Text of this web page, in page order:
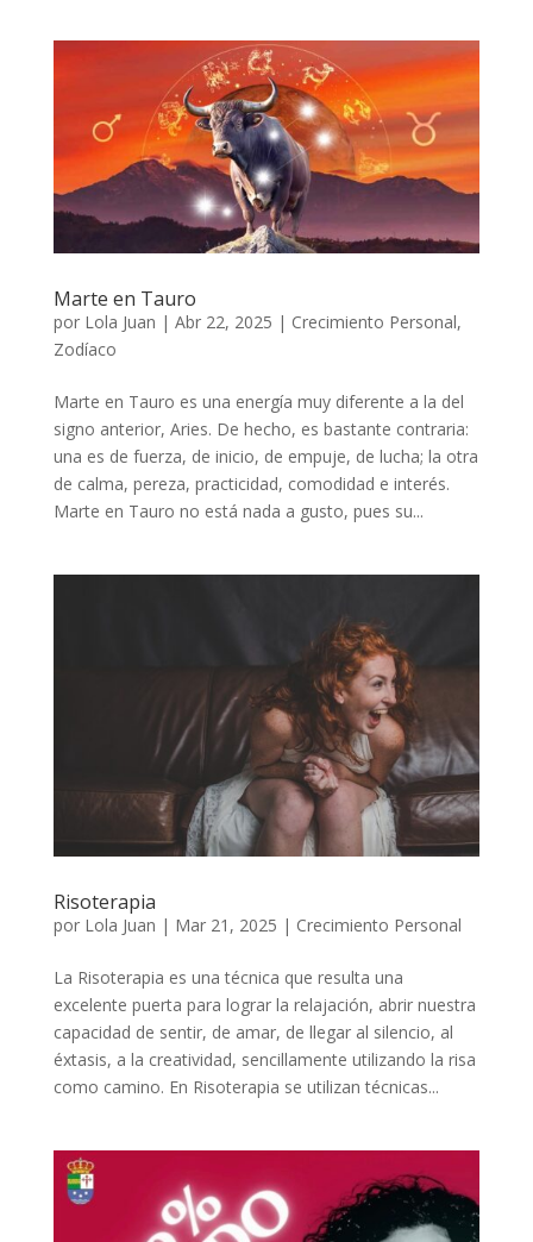
Marte en Tauro
por Lola Juan | Abr 22, 2025 | Crecimiento Personal,
Zodíaco
Marte en Tauro es una energía muy diferente a la del
signo anterior, Aries. De hecho, es bastante contraria:
una es de fuerza, de inicio, de empuje, de lucha; la otra
de calma, pereza, practicidad, comodidad e interés.
Marte en Tauro no está nada a gusto, pues su...
Risoterapia
por Lola Juan | Mar 21, 2025 | Crecimiento Personal
La Risoterapia es una técnica que resulta una
excelente puerta para lograr la relajación, abrir nuestra
capacidad de sentir, de amar, de llegar al silencio, al
éxtasis, a la creatividad, sencillamente utilizando la risa
como camino. En Risoterapia se utilizan técnicas...